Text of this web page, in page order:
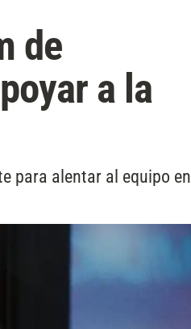
de
a la
para alentar al equipo en